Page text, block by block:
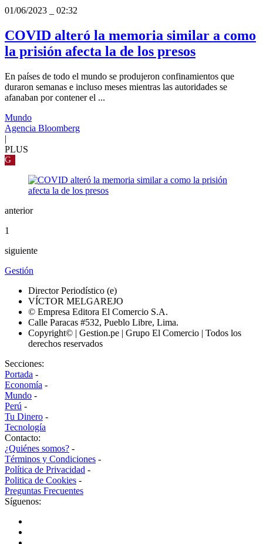
01/06/2023
02:32
COVID alteró la memoria similar a como
la prisión afecta la de los presos
En países de todo el mundo se produjeron confinamientos que
duraron semanas e incluso meses mientras las autoridades se
afanaban por contener el ...
Mundo
Agencia Bloomberg
|
PLUS
G
anterior
1
siguiente
Gestión
Director Periodístico (e)
VÍCTOR MELGAREJO
© Empresa Editora El Comercio S.A.
Calle Paracas #532, Pueblo Libre, Lima.
Copyright© | Gestion.pe | Grupo El Comercio | Todos los
derechos reservados
Secciones:
Portada -
Economía -
Mundo -
Perú -
Tu Dinero -
Tecnología
Contacto:
¿Quiénes somos? -
Términos y Condiciones -
Política de Privacidad -
Politica de Cookies -
Preguntas Frecuentes
Síguenos: